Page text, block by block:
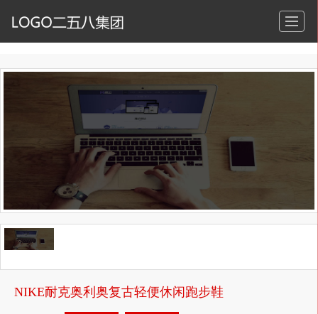
NIKE耐克奥利奥复古轻便休闲跑步鞋